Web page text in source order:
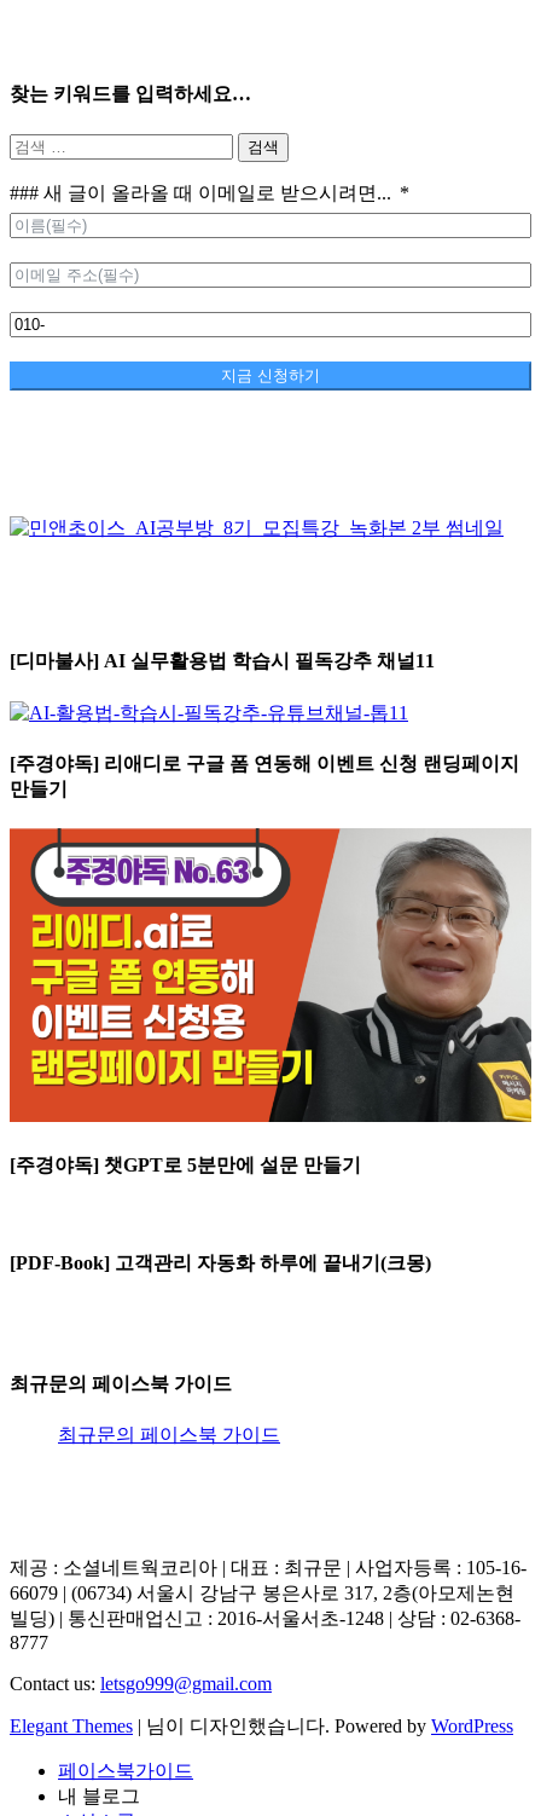
찾는 키워드를 입력하세요…
검
### 새 글이 올라올 때 이메일로 받으시려면...
지금 신청하기
[디마불사] AI 실무활용법 학습시 필독강추 채널11
[주경야독] 리애디로 구글 폼 연동해 이벤트 신청 랜딩페이지
만들기
[주경야독] 챗GPT로 5분만에 설문 만들기
[PDF-Book] 고객관리 자동화 하루에 끝내기(크몽)
최규문의 페이스북 가이드
최규문의 페이스북 가이드
제공 : 소셜네트웍코리아 | 대표 : 최규문 | 사업자등록 : 105-16-
66079 | (06734) 서울시 강남구 봉은사로 317, 2층(아모제논현
빌딩) | 통신판매업신고 : 2016-서울서초-1248 | 상담 : 02-6368-
8777
Contact us: letsgo999@gmail.com
Elegant Themes | 님이 디자인했습니다. Powered by WordPress
페이스북가이드
내 블로그